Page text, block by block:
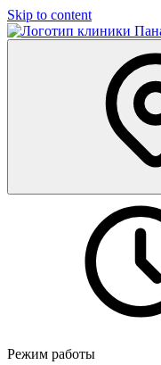
Skip to content
Режим работы